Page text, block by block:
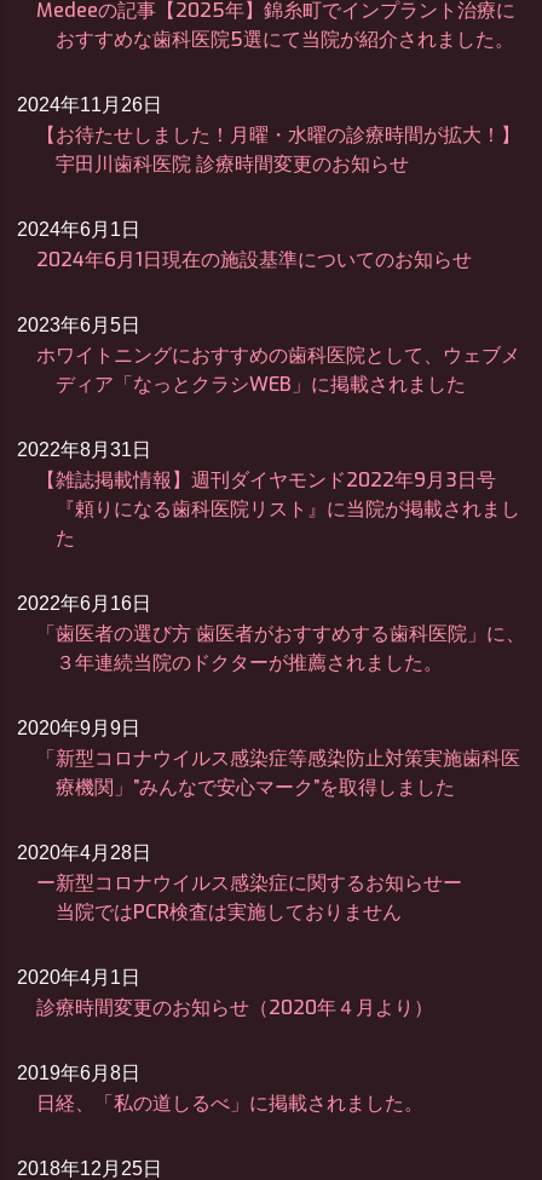
Medeeの記事【2025年】錦糸町でインプラント治療に
おすすめな歯科医院5選にて当院が紹介されました。
【お待たせしました！月曜・水曜の診療時間が拡大！】
宇田川歯科医院 診療時間変更のお知らせ
2024年11月26日
2024年6月1日現在の施設基準についてのお知らせ
2024年6月1日
ホワイトニングにおすすめの歯科医院として、ウェブメ
ディア「なっとクラシWEB」に掲載されました
2023年6月5日
【雑誌掲載情報】週刊ダイヤモンド2022年9月3日号
『頼りになる歯科医院リスト』に当院が掲載されまし
た
2022年8月31日
「歯医者の選び方 歯医者がおすすめする歯科医院」に、
３年連続当院のドクターが推薦されました。
2022年6月16日
「新型コロナウイルス感染症等感染防止対策実施歯科医
療機関」”みんなで安心マーク”を取得しました
2020年9月9日
ー新型コロナウイルス感染症に関するお知らせー
当院ではPCR検査は実施しておりません
2020年4月28日
診療時間変更のお知らせ（2020年４月より）
2020年4月1日
日経、「私の道しるべ」に掲載されました。
2019年6月8日
2018年12月25日